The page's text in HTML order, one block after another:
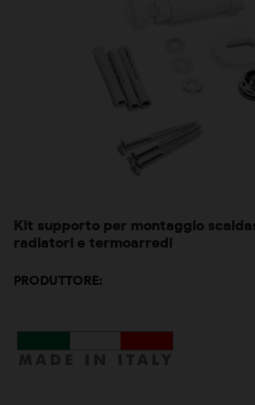
Kit supporto per montaggio
radiatori e termoarredi
PRODUTTORE: